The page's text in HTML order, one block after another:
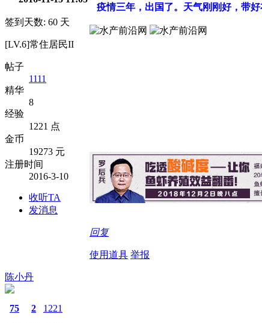
签到天数: 60 天
[LV.6]常住居民II
帖子
1111
精华
8
经验
1221 点
金币
19273 元
注册时间
2016-3-10
收听TA
发消息
疫情三年，出国了。天气刚刚好，带
回复
使用道具 举报
陈小丹
75 2 1221